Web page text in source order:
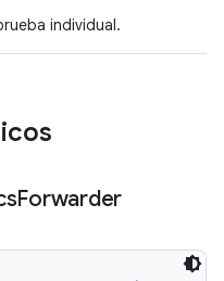
individual.
Forwarder